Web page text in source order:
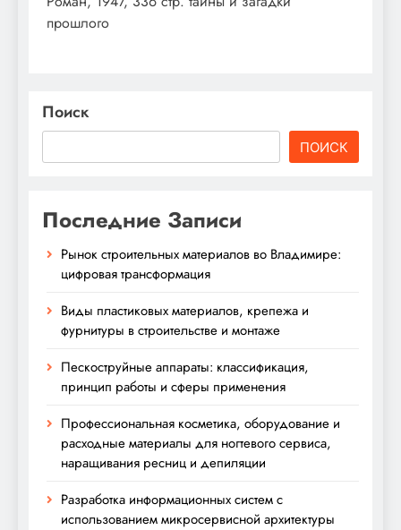
прошлого
Поиск
ПОИСК
Последние Записи
Рынок строительных материалов во Владимире:
цифровая трансформация
Виды пластиковых материалов, крепежа и
фурнитуры в строительстве и монтаже
Пескоструйные аппараты: классификация,
принцип работы и сферы применения
Профессиональная косметика, оборудование и
расходные материалы для ногтевого сервиса,
наращивания ресниц и депиляции
Разработка информационных систем с
использованием микросервисной архитектуры